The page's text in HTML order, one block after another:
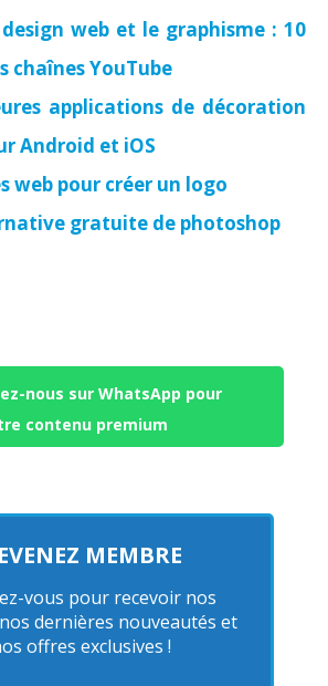
web et le graphisme : 10
chaînes YouTube
applications de décoration
Android et iOS
web pour créer un logo
gratuite de photoshop
nous sur WhatsApp pour
contenu premium
MEMBRE
vous pour recevoir nos
dernières nouveautés et
offres exclusives !